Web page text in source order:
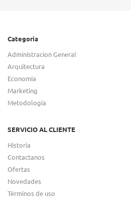
Categoria
Administracion General
Arquitectura
Economia
Marketing
Metodologia
SERVICIO AL CLIENTE
Historia
Contactanos
Ofertas
Novedades
Términos de uso